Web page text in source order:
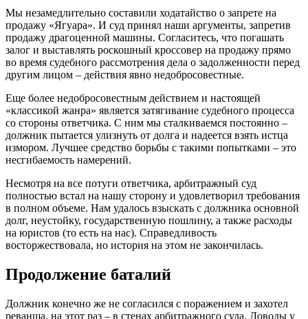
Мы незамедлительно составили ходатайство о запрете на
продажу «Ягуара». И суд принял наши аргументы, запретив
продажу драгоценной машины. Согласитесь, что погашать
залог и выставлять роскошный кроссовер на продажу прямо
во время судебного рассмотрения дела о задолженности перед
другим лицом – действия явно недобросовестные.
Еще более недобросовестным действием и настоящей
«классикой жанра» является затягивание судебного процесса
со стороны ответчика. С ним мы сталкиваемся постоянно –
должник пытается улизнуть от долга и надеется взять истца
измором. Лучшее средство борьбы с такими попытками – это
несгибаемость намерений.
Несмотря на все потуги ответчика, арбитражный суд
полностью встал на нашу сторону и удовлетворил требования
в полном объеме. Нам удалось взыскать с должника основной
долг, неустойку, государственную пошлину, а также расходы
на юристов (то есть на нас). Справедливость
восторжествовала, но история на этом не закончилась.
Продолжение баталий
Должник конечно же не согласился с поражением и захотел
реванша, на этот раз – в стенах арбитражного суда. Доводы у